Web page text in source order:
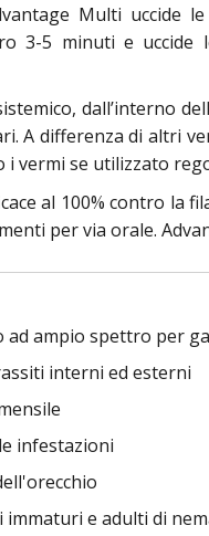
Multi uccide
3-5 minuti e
dall’interno
A differenza di altri
vermi se utilizzato
al 100% contro la
per via orale.
ampio spettro per
interni ed esterni
infestazioni
e adulti di